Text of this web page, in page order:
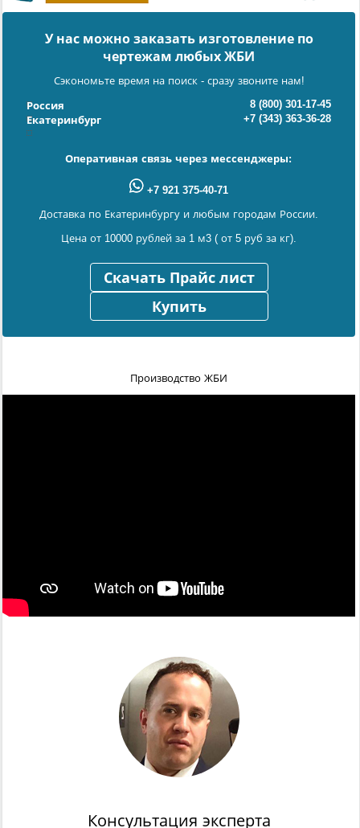
У нас можно заказать изготовление по
чертежам любых ЖБИ
Сэкономьте время на поиск - сразу звоните нам!
Россия
8 (800) 301-17-45
Екатеринбург
+7 (343) 363-36-28
Оперативная связь через мессенджеры:
+7 921 375-40-71
Доставка по Екатеринбургу и любым городам России.
Цена от 10000 рублей за 1 м3 ( от 5 руб за кг).
Скачать Прайс лист
Купить
Производство ЖБИ
Консультация эксперта